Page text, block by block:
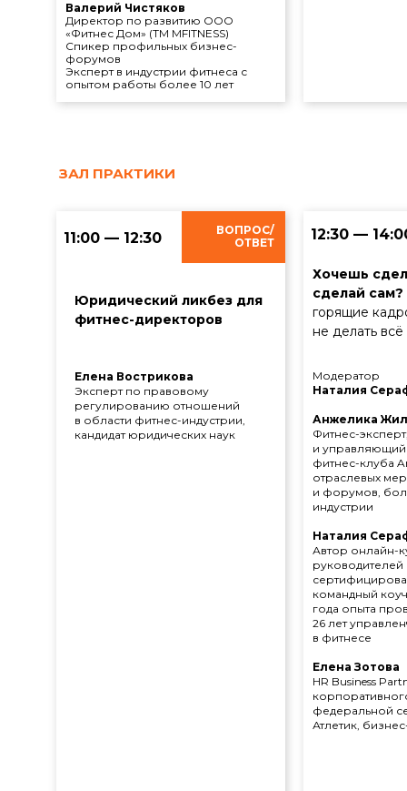
Валерий Чистяков
Директор по развитию ООО
«Фитнес Дом» (ТМ MFITNESS)
Спикер профильных бизнес-
форумов
Эксперт в индустрии фитнеса с
опытом работы более 10 лет
ЗАЛ ПРАКТИКИ
Политика конфиденциальности
Модератор
Наталия
Анжелика
Фитнес-
и управляющий
фитнес-клуба
отраслевых
и форумов,
индустрии
Наталия
Автор онлайн-
руководителей
командный
года опыта
26 лет
в фитнесе
Елена Зотова
HR Business
федеральной
Атлетик,
Хочешь
сделай сам?
горящие
не делать
12:30 —
Елена Вострикова
Эксперт по правовому
регулированию отношений
в области фитнес-индустрии,
кандидат юридических наук
Юридический ликбез для
фитнес-директоров
ВОПРОС/
ОТВЕТ
11:00 — 12:30